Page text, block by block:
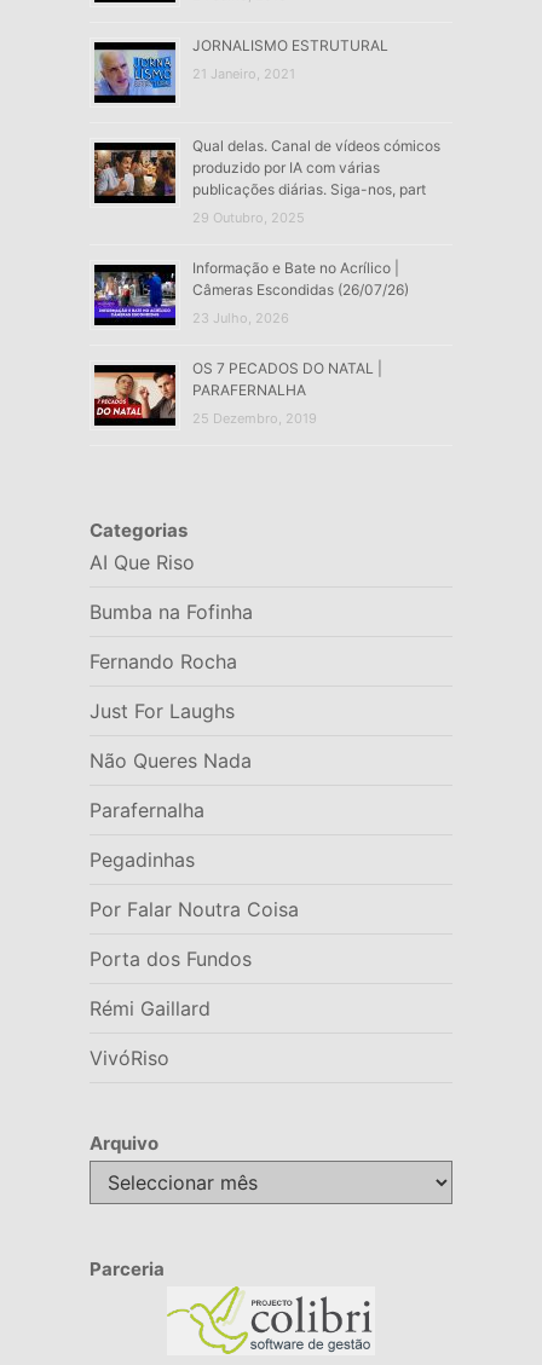
JORNALISMO ESTRUTURAL
21 Janeiro, 2021
Qual delas. Canal de vídeos cómicos
produzido por IA com várias
publicações diárias. Siga-nos, part
29 Outubro, 2025
Informação e Bate no Acrílico |
Câmeras Escondidas (26/07/26)
23 Julho, 2026
OS 7 PECADOS DO NATAL |
PARAFERNALHA
25 Dezembro, 2019
Categorias
AI Que Riso
Bumba na Fofinha
Fernando Rocha
Just For Laughs
Não Queres Nada
Parafernalha
Pegadinhas
Por Falar Noutra Coisa
Porta dos Fundos
Rémi Gaillard
VivóRiso
Arquivo
Arquivo
Parceria